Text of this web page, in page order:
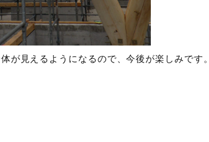
が見えるようになるので、今後が楽しみです。